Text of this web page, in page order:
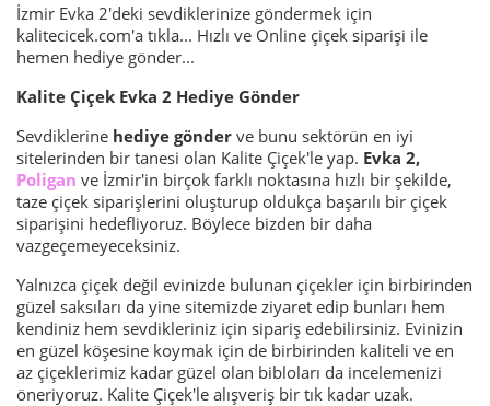
İzmir Evka 2'deki sevdiklerinize göndermek için
kalitecicek.com'a tıkla... Hızlı ve Online çiçek siparişi ile
hemen hediye gönder...
Kalite Çiçek Evka 2 Hediye Gönder
Sevdiklerine hediye gönder ve bunu sektörün en iyi
sitelerinden bir tanesi olan Kalite Çiçek'le yap. Evka 2,
Poligan ve İzmir'in birçok farklı noktasına hızlı bir şekilde,
taze çiçek siparişlerini oluşturup oldukça başarılı bir çiçek
siparişini hedefliyoruz. Böylece bizden bir daha
vazgeçemeyeceksiniz.
Yalnızca çiçek değil evinizde bulunan çiçekler için birbirinden
güzel saksıları da yine sitemizde ziyaret edip bunları hem
kendiniz hem sevdikleriniz için sipariş edebilirsiniz. Evinizin
en güzel köşesine koymak için de birbirinden kaliteli ve en
az çiçeklerimiz kadar güzel olan bibloları da incelemenizi
öneriyoruz. Kalite Çiçek'le alışveriş bir tık kadar uzak.